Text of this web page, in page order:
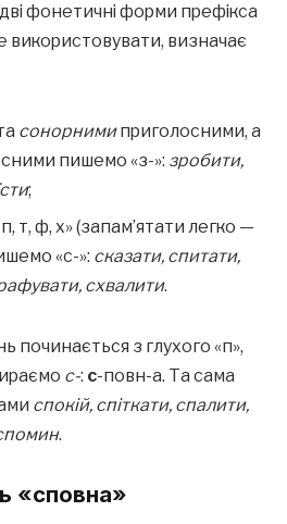
фонетичні форми префікса
використовувати, визначає
сонорнимиприголосними, а
пишемо «з-»: зробити,
;
т, ф, х» (запам’ятати легко —
«с-»: сказати, спитати,
схвалити.
починається з глухого «п»,
с-: с-повн-а. Та сама
спокій, спіткати, спалити,
.
«сповна»